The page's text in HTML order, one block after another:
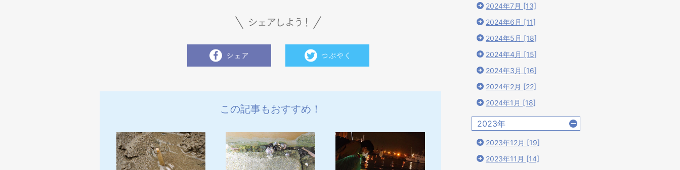
この記事もおすすめ！
2024年7月 [13]
2024年6月 [11]
2024年5月 [18]
2024年4月 [15]
2024年3月 [16]
2024年2月 [22]
2024年1月 [18]
2023年
2023年12月 [19]
2023年11月 [14]